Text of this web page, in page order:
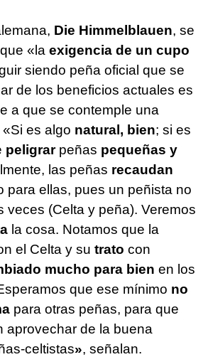
Die Himmelblauen, se
«la exigencia de un cupo
siendo peña oficial que se
de los beneficios actuales es
a que se contemple una
es algo natural, bien; si es
peligrarpeñas pequeñas y
las peñas recaudan
para ellas, pues un peñista no
veces (Celta y peña). Veremos
la cosa. Notamos que la
el Celta y su trato con
mucho para bien en los
que ese mínimo no
para otras peñas, para que
aprovechar de la buena
celtistas», señalan.